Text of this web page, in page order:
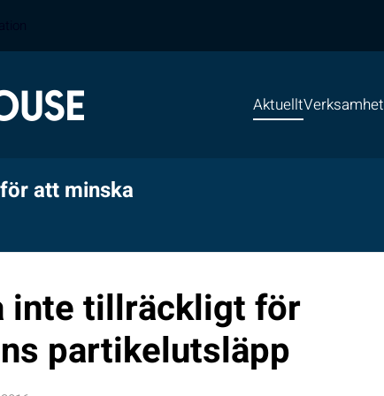
AktuelltVerksamhet
att minska
inte tillräckligt för
partikelutsläpp